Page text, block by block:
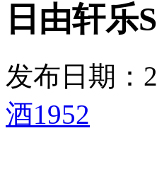
日由轩乐
发布日期：
酒1952